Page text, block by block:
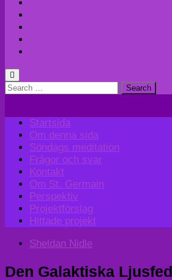
Search
Startsida
Om denna sida
Söndags meditation
Frågor och svar
Kontakt
Om St. Germain
Perspektiv
Projektförslag
Hittade projekt
Sheldan Nidle
Den Galaktiska